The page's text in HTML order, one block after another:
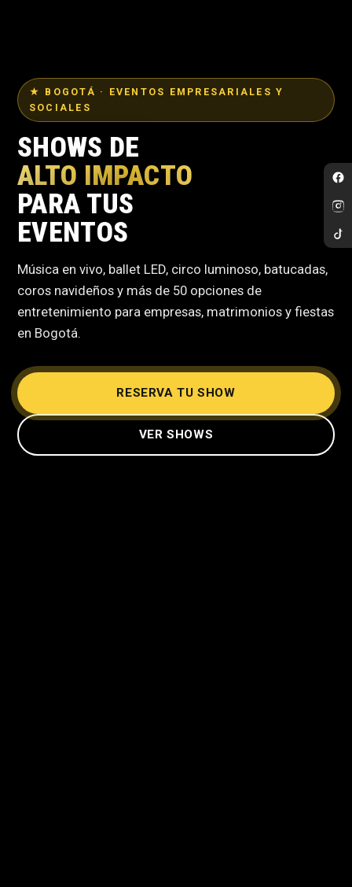
★ BOGOTÁ · EVENTOS EMPRESARIALES Y
SOCIALES
SHOWS DE
ALTO IMPACTO
PARA TUS
EVENTOS
Música en vivo, ballet LED, circo luminoso, batucadas,
coros navideños y más de 50 opciones de
entretenimiento para empresas, matrimonios y fiestas
en Bogotá.
RESERVA TU SHOW
VER SHOWS